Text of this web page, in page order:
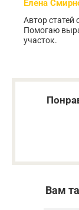
Елена
Автор статей
Помогаю
участок.
Вам